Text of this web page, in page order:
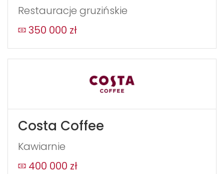
Restauracje gruzińskie
350 000 zł
Costa Coffee
Kawiarnie
400 000 zł